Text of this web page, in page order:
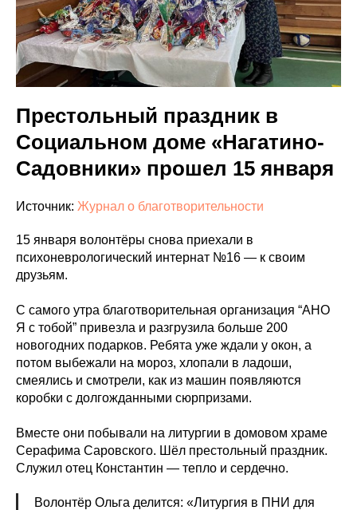
Престольный праздник в
Социальном доме «Нагатино-
Садовники» прошел 15 января
Источник: Журнал о благотворительности
15 января волонтёры снова приехали в
психоневрологический интернат №16 — к своим
друзьям.
С самого утра благотворительная организация “АНО
Я с тобой” привезла и разгрузила больше 200
новогодних подарков. Ребята уже ждали у окон, а
потом выбежали на мороз, хлопали в ладоши,
смеялись и смотрели, как из машин появляются
коробки с долгожданными сюрпризами.
Вместе они побывали на литургии в домовом храме
Серафима Саровского. Шёл престольный праздник.
Служил отец Константин — тепло и сердечно.
Волонтёр Ольга делится: «Литургия в ПНИ для